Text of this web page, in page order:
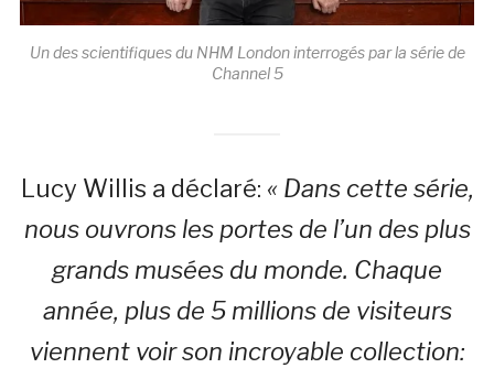
Un des scientifiques du NHM London interrogés par la série de
Channel 5
Lucy Willis a déclaré: « Dans cette série,
nous ouvrons les portes de l’un des plus
grands musées du monde. Chaque
année, plus de 5 millions de visiteurs
viennent voir son incroyable collection: